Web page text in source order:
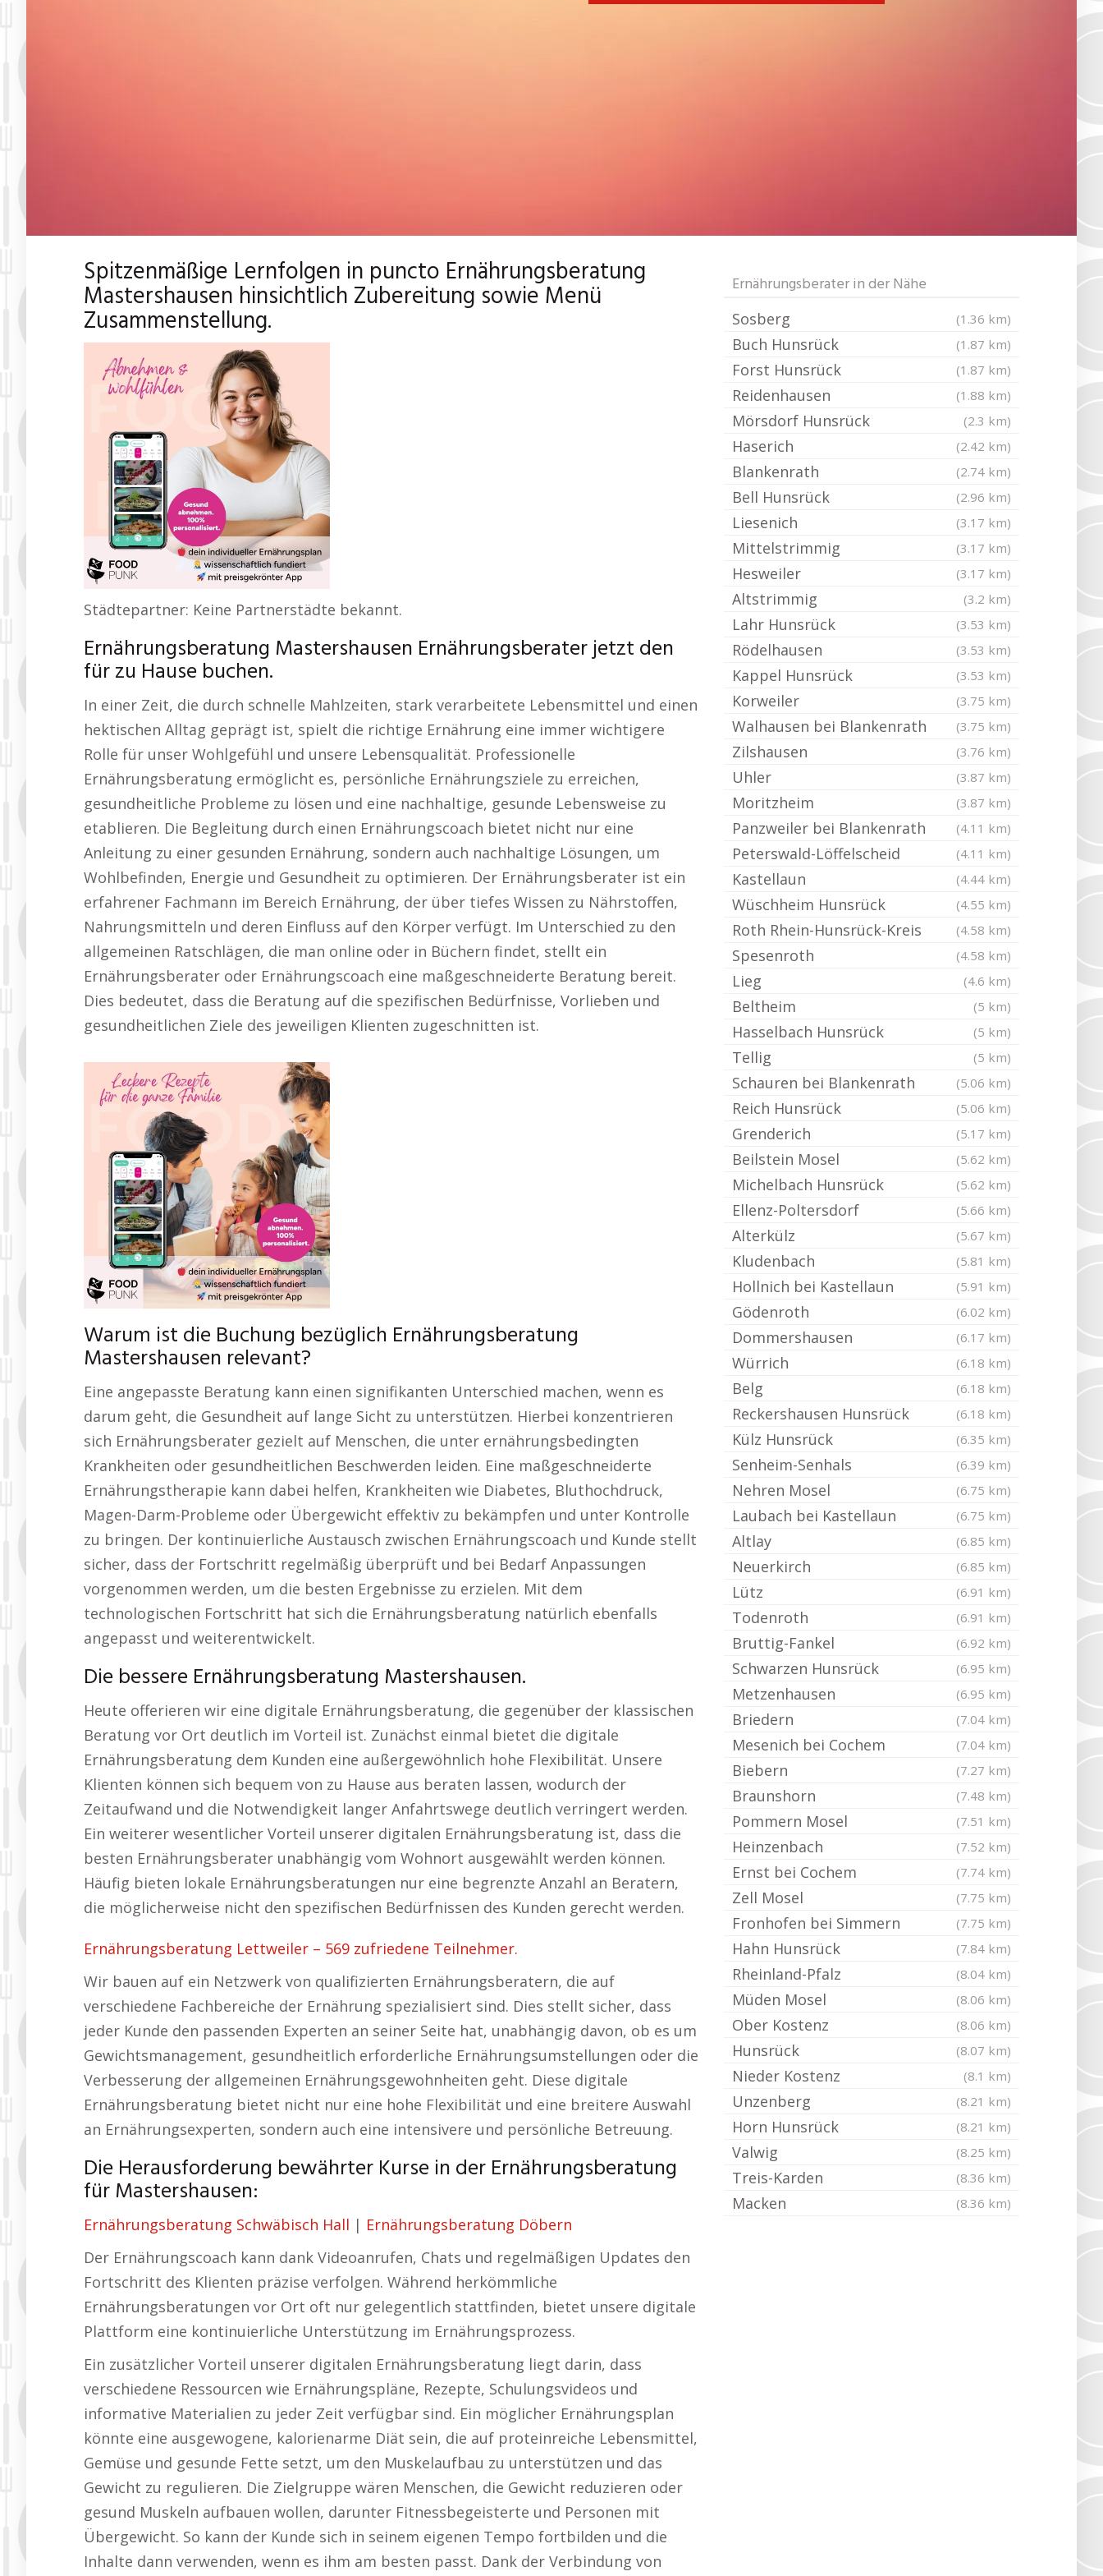
Spitzenmäßige Lernfolgen in puncto Ernährungsberatung
Mastershausen hinsichtlich Zubereitung sowie Menü
Zusammenstellung.
Städtepartner: Keine Partnerstädte bekannt.
Ernährungsberatung Mastershausen Ernährungsberater jetzt den
für zu Hause buchen.
In einer Zeit, die durch schnelle Mahlzeiten, stark verarbeitete Lebensmittel und einen
hektischen Alltag geprägt ist, spielt die richtige Ernährung eine immer wichtigere
Rolle für unser Wohlgefühl und unsere Lebensqualität. Professionelle
Ernährungsberatung ermöglicht es, persönliche Ernährungsziele zu erreichen,
gesundheitliche Probleme zu lösen und eine nachhaltige, gesunde Lebensweise zu
etablieren. Die Begleitung durch einen Ernährungscoach bietet nicht nur eine
Anleitung zu einer gesunden Ernährung, sondern auch nachhaltige Lösungen, um
Wohlbefinden, Energie und Gesundheit zu optimieren. Der Ernährungsberater ist ein
erfahrener Fachmann im Bereich Ernährung, der über tiefes Wissen zu Nährstoffen,
Nahrungsmitteln und deren Einfluss auf den Körper verfügt. Im Unterschied zu den
allgemeinen Ratschlägen, die man online oder in Büchern findet, stellt ein
Ernährungsberater oder Ernährungscoach eine maßgeschneiderte Beratung bereit.
Dies bedeutet, dass die Beratung auf die spezifischen Bedürfnisse, Vorlieben und
gesundheitlichen Ziele des jeweiligen Klienten zugeschnitten ist.
Warum ist die Buchung bezüglich Ernährungsberatung
Mastershausen relevant?
Eine angepasste Beratung kann einen signifikanten Unterschied machen, wenn es
darum geht, die Gesundheit auf lange Sicht zu unterstützen. Hierbei konzentrieren
sich Ernährungsberater gezielt auf Menschen, die unter ernährungsbedingten
Krankheiten oder gesundheitlichen Beschwerden leiden. Eine maßgeschneiderte
Ernährungstherapie kann dabei helfen, Krankheiten wie Diabetes, Bluthochdruck,
Magen-Darm-Probleme oder Übergewicht effektiv zu bekämpfen und unter Kontrolle
zu bringen. Der kontinuierliche Austausch zwischen Ernährungscoach und Kunde stellt
sicher, dass der Fortschritt regelmäßig überprüft und bei Bedarf Anpassungen
vorgenommen werden, um die besten Ergebnisse zu erzielen. Mit dem
technologischen Fortschritt hat sich die Ernährungsberatung natürlich ebenfalls
angepasst und weiterentwickelt.
Die bessere Ernährungsberatung Mastershausen.
Heute offerieren wir eine digitale Ernährungsberatung, die gegenüber der klassischen
Beratung vor Ort deutlich im Vorteil ist. Zunächst einmal bietet die digitale
Ernährungsberatung dem Kunden eine außergewöhnlich hohe Flexibilität. Unsere
Klienten können sich bequem von zu Hause aus beraten lassen, wodurch der
Zeitaufwand und die Notwendigkeit langer Anfahrtswege deutlich verringert werden.
Ein weiterer wesentlicher Vorteil unserer digitalen Ernährungsberatung ist, dass die
besten Ernährungsberater unabhängig vom Wohnort ausgewählt werden können.
Häufig bieten lokale Ernährungsberatungen nur eine begrenzte Anzahl an Beratern,
die möglicherweise nicht den spezifischen Bedürfnissen des Kunden gerecht werden.
Ernährungsberatung Lettweiler – 569 zufriedene Teilnehmer.
Wir bauen auf ein Netzwerk von qualifizierten Ernährungsberatern, die auf
verschiedene Fachbereiche der Ernährung spezialisiert sind. Dies stellt sicher, dass
jeder Kunde den passenden Experten an seiner Seite hat, unabhängig davon, ob es um
Gewichtsmanagement, gesundheitlich erforderliche Ernährungsumstellungen oder die
Verbesserung der allgemeinen Ernährungsgewohnheiten geht. Diese digitale
Ernährungsberatung bietet nicht nur eine hohe Flexibilität und eine breitere Auswahl
an Ernährungsexperten, sondern auch eine intensivere und persönliche Betreuung.
Die Herausforderung bewährter Kurse in der Ernährungsberatung
für Mastershausen:
Ernährungsberatung Schwäbisch Hall | Ernährungsberatung Döbern
Der Ernährungscoach kann dank Videoanrufen, Chats und regelmäßigen Updates den
Fortschritt des Klienten präzise verfolgen. Während herkömmliche
Ernährungsberatungen vor Ort oft nur gelegentlich stattfinden, bietet unsere digitale
Plattform eine kontinuierliche Unterstützung im Ernährungsprozess.
Ein zusätzlicher Vorteil unserer digitalen Ernährungsberatung liegt darin, dass
verschiedene Ressourcen wie Ernährungspläne, Rezepte, Schulungsvideos und
informative Materialien zu jeder Zeit verfügbar sind. Ein möglicher Ernährungsplan
könnte eine ausgewogene, kalorienarme Diät sein, die auf proteinreiche Lebensmittel,
Gemüse und gesunde Fette setzt, um den Muskelaufbau zu unterstützen und das
Gewicht zu regulieren. Die Zielgruppe wären Menschen, die Gewicht reduzieren oder
gesund Muskeln aufbauen wollen, darunter Fitnessbegeisterte und Personen mit
Übergewicht. So kann der Kunde sich in seinem eigenen Tempo fortbilden und die
Inhalte dann verwenden, wenn es ihm am besten passt. Dank der Verbindung von
Ernährungsberater in der Nähe
Sosberg (1.36 km)
Buch Hunsrück (1.87 km)
Forst Hunsrück (1.87 km)
Reidenhausen (1.88 km)
Mörsdorf Hunsrück (2.3 km)
Haserich (2.42 km)
Blankenrath (2.74 km)
Bell Hunsrück (2.96 km)
Liesenich (3.17 km)
Mittelstrimmig (3.17 km)
Hesweiler (3.17 km)
Altstrimmig (3.2 km)
Lahr Hunsrück (3.53 km)
Rödelhausen (3.53 km)
Kappel Hunsrück (3.53 km)
Korweiler (3.75 km)
Walhausen bei Blankenrath (3.75 km)
Zilshausen (3.76 km)
Uhler (3.87 km)
Moritzheim (3.87 km)
Panzweiler bei Blankenrath (4.11 km)
Peterswald-Löffelscheid (4.11 km)
Kastellaun (4.44 km)
Wüschheim Hunsrück (4.55 km)
Roth Rhein-Hunsrück-Kreis (4.58 km)
Spesenroth (4.58 km)
Lieg (4.6 km)
Beltheim (5 km)
Hasselbach Hunsrück (5 km)
Tellig (5 km)
Schauren bei Blankenrath (5.06 km)
Reich Hunsrück (5.06 km)
Grenderich (5.17 km)
Beilstein Mosel (5.62 km)
Michelbach Hunsrück (5.62 km)
Ellenz-Poltersdorf (5.66 km)
Alterkülz (5.67 km)
Kludenbach (5.81 km)
Hollnich bei Kastellaun (5.91 km)
Gödenroth (6.02 km)
Dommershausen (6.17 km)
Würrich (6.18 km)
Belg (6.18 km)
Reckershausen Hunsrück (6.18 km)
Külz Hunsrück (6.35 km)
Senheim-Senhals (6.39 km)
Nehren Mosel (6.75 km)
Laubach bei Kastellaun (6.75 km)
Altlay (6.85 km)
Neuerkirch (6.85 km)
Lütz (6.91 km)
Todenroth (6.91 km)
Bruttig-Fankel (6.92 km)
Schwarzen Hunsrück (6.95 km)
Metzenhausen (6.95 km)
Briedern (7.04 km)
Mesenich bei Cochem (7.04 km)
Biebern (7.27 km)
Braunshorn (7.48 km)
Pommern Mosel (7.51 km)
Heinzenbach (7.52 km)
Ernst bei Cochem (7.74 km)
Zell Mosel (7.75 km)
Fronhofen bei Simmern (7.75 km)
Hahn Hunsrück (7.84 km)
Rheinland-Pfalz (8.04 km)
Müden Mosel (8.06 km)
Ober Kostenz (8.06 km)
Hunsrück (8.07 km)
Nieder Kostenz (8.1 km)
Unzenberg (8.21 km)
Horn Hunsrück (8.21 km)
Valwig (8.25 km)
Treis-Karden (8.36 km)
Macken (8.36 km)